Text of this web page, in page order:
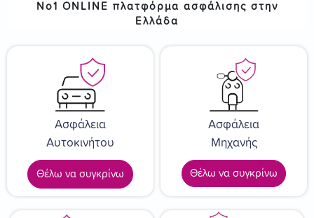
No1 ONLINE πλατφόρμα ασφάλισης στην
Ελλάδα
Ασφάλεια
Αυτοκινήτου
Θέλω να συγκρίνω
Ασφάλεια
Μηχανής
Θέλω να συγκρίνω